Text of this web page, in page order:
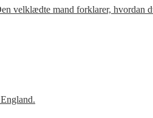
velklædte mand forklarer, hvordan